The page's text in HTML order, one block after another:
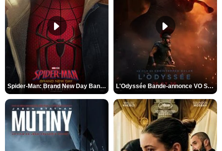
Spider-Man: Brand New Day Bande-annonce VO STFR L'Odyssée Bande-annonce VO STFR